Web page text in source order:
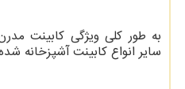
به طور کلی ویژگی کابینت
سایر انواع کابینت آشپزخانه